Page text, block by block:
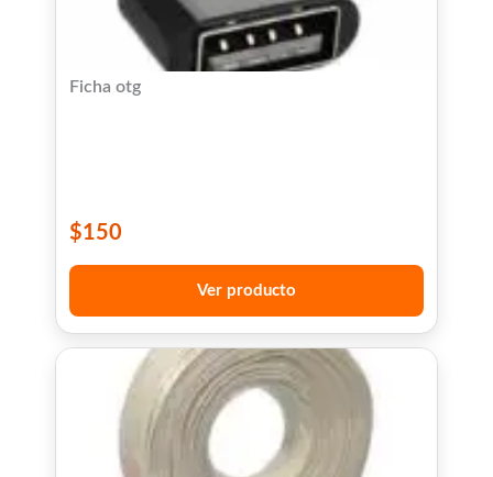
Ficha otg
$150
Ver producto